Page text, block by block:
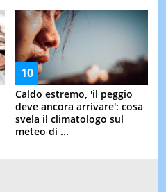
Caldo estremo, 'il peggio
deve ancora arrivare': cosa
svela il climatologo sul
meteo di ...